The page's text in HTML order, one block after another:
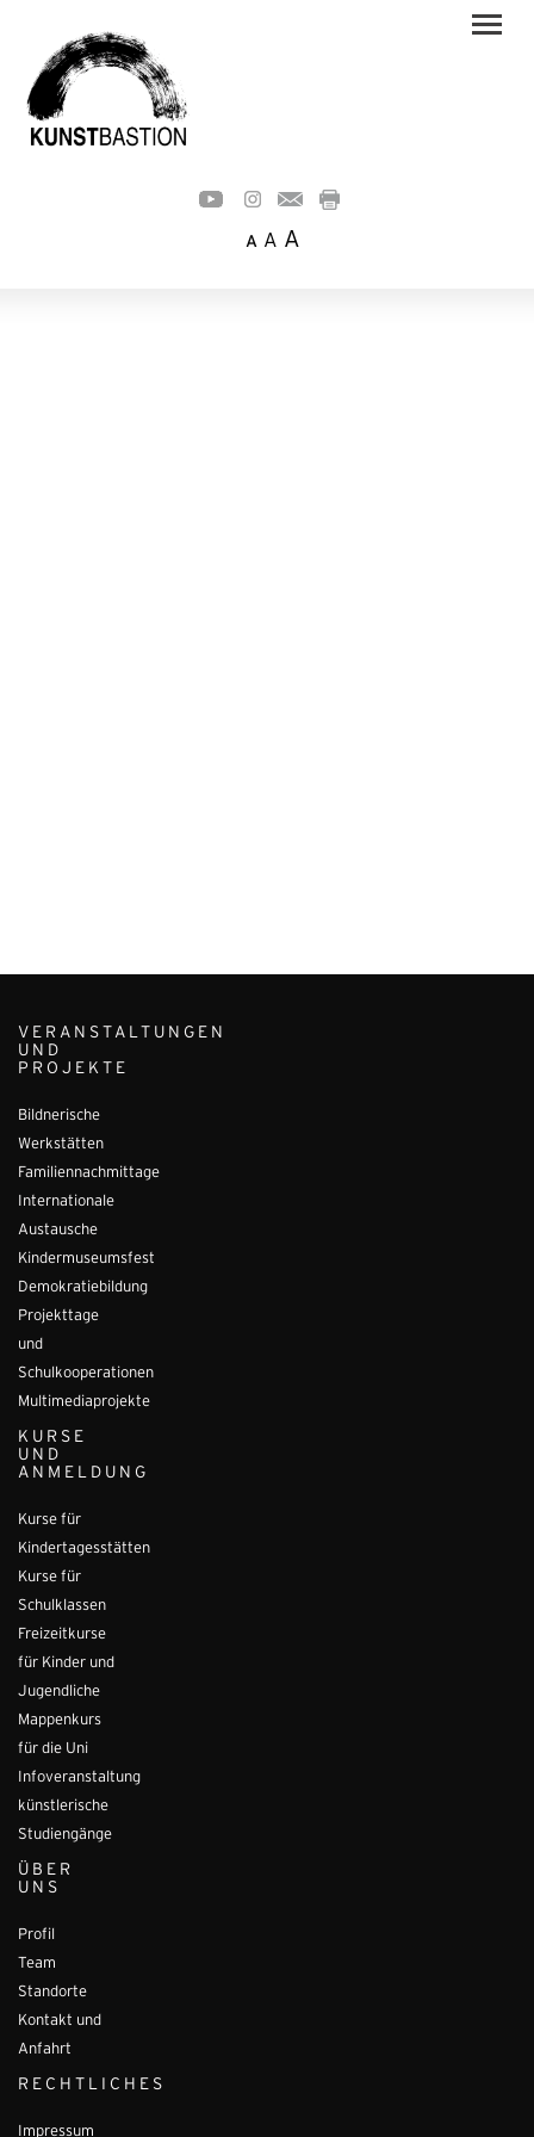
A A A
VERANSTALTUNGEN
UND
PROJEKTE
Bildnerische
Werkstätten
Familiennachmittage
Internationale
Austausche
Kindermuseumsfest
Demokratiebildung
Projekttage
und
Schulkooperationen
Multimediaprojekte
KURSE
UND
ANMELDUNG
Kurse für
Kindertagesstätten
Kurse für
Schulklassen
Freizeitkurse
für Kinder und
Jugendliche
Mappenkurs
für die Uni
Infoveranstaltung
künstlerische
Studiengänge
ÜBER
UNS
Profil
Team
Standorte
Kontakt und
Anfahrt
RECHTLICHES
Impressum